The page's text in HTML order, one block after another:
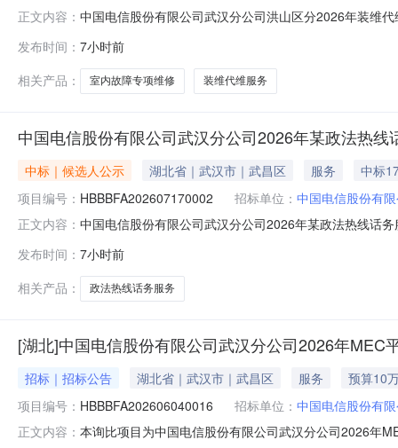
正文内容： 中国电信股份有限公司武汉分公司洪山区分2026年装维
必须进行招标项目，且有效供应商有且仅有1家。三、直
（https://caigou.chinatelecom.co
发布时间： 7小时前
相关产品：
室内故障专项维修 装维代维服务
中国电信股份有限公司武汉分公司2026年某政法热
中标｜候选人公示 湖北省｜武汉市｜武昌区 服务
中标
项目编号： HBBBFA202607170002 招标单位： 中国电信股份有
正文内容： 中国电信股份有限公司武汉分公司2026年某政法热线话
准已完成对各供应商递交的响应文件的评审，评审结果
1730400.00元（
发布时间： 7小时前
相关产品：
政法热线话务服务
[湖北]中国电信股份有限公司武汉分公司2026年MEC
招标｜招标公告 湖北省｜武汉市｜武昌区 服务
预算10
项目编号： HBBBFA202606040016 招标单位： 中国电信股份有
正文内容： 本询比项目为中国电信股份有限公司武汉分公司2026年